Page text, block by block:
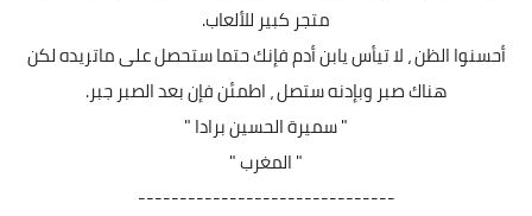
متجر كبير للألعاب.
أحسنوا الظن ، لا تيأس يابن أدم فإنك حتما ستحصل على ماتريده لكن
هناك صبر وبإدنه ستصل ، اطمئن فإن بعد الصبر جبر.
" سميرة الحسين برادا "
" المغرب "
-------------------------------